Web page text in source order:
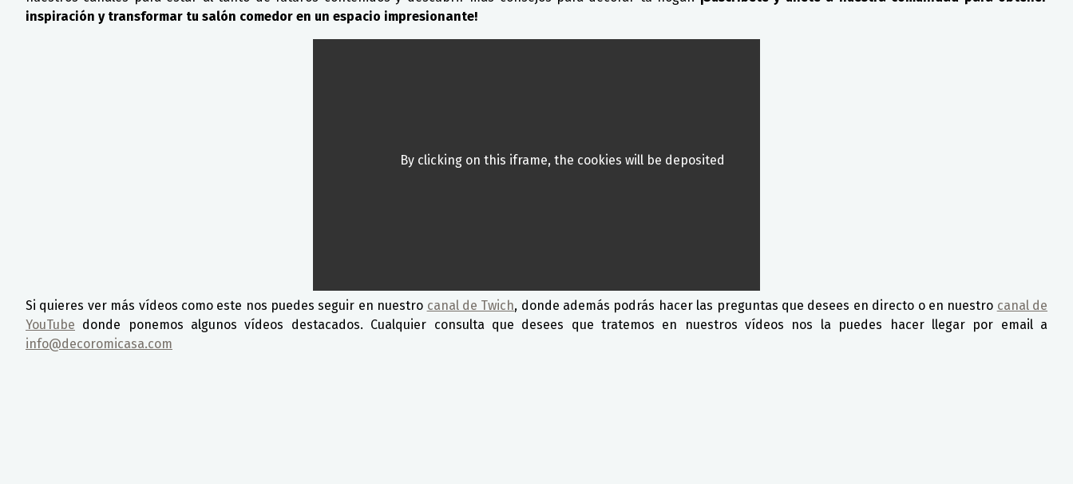
inspiración y transformar tu salón comedor en un espacio impresionante!
By clicking on this iframe, the cookies will be deposited
Si quieres ver más vídeos como este nos puedes seguir en nuestro canal de Twich, donde además podrás hacer las preguntas que desees en directo o en nuestro canal de
YouTube donde ponemos algunos vídeos destacados. Cualquier consulta que desees que tratemos en nuestros vídeos nos la puedes hacer llegar por email a
info@decoromicasa.com